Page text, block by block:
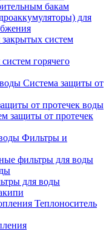
бакам
для
систем
горячего
Система защиты от
от протечек воды
защиты от протечек
Фильтры и
фильтры для воды
для воды
Теплоноситель